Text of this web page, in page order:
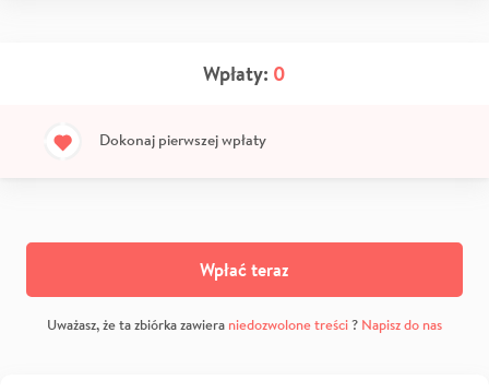
Wpłaty: 0
Dokonaj pierwszej wpłaty
Wpłać teraz
Uważasz, że ta zbiórka zawiera niedozwolone treści? Napisz do nas